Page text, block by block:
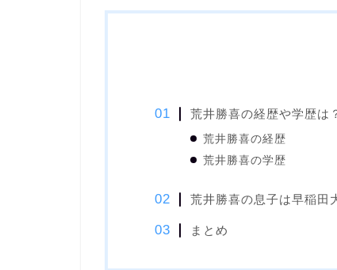
荒井勝喜の経歴や学歴は
荒井勝喜の経歴
荒井勝喜の学歴
荒井勝喜の息子は早稲田
まとめ